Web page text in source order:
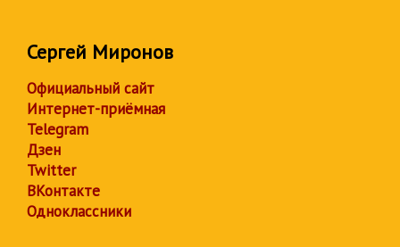
Сергей Миронов
Официальный сайт
Интернет-приёмная
Telegram
Дзен
Twitter
ВКонтакте
Одноклассники